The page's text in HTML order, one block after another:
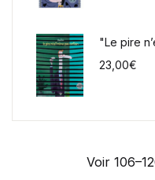
Voir
"Le pire
23,00€